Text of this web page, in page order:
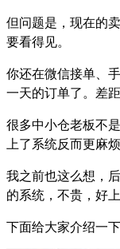
但问题是，现在的
要看得见。
你还在微信接单、
一天的订单了。差
很多中小仓老板不
上了系统反而更麻烦
我之前也这么想，
的系统，不贵，好
下面给大家介绍一